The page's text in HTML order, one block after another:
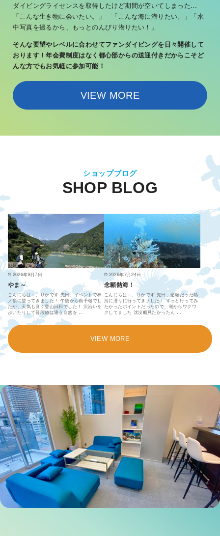
ダイビングライセンスを取得したけど期間が空いてしまった…
「こんな生き物に会いたい。」 「こんな海に潜りたい。」
「水
中写真を撮るから、もっとのんびり潜りたい！」
そんな要望やレベルに合わせてファンダイビングを日々開催して
おります！年会費制度はなく都心部からの送迎付きだからこそど
んな方でもお気軽に参加可能！
VIEW MORE
ショップブログ
2026年8月7日
やま～
こんにちは～、りかです 先日、イベントで棒
ノ嶺に登ってきました！ 午後から雨予報でし
たが、天気も良く登山日和でした！ 沢沿いを
歩いたりして普段値は違う自然を …
2026年7月24日
念願熱海！
こんにちは～、りかです 先日、念願だった熱
海に潜りに行ってきました！ ずっと行ってみ
たかったポイントだったので、朝からワクワ
クしてました 沈没船見たかったん …
VIEW MORE